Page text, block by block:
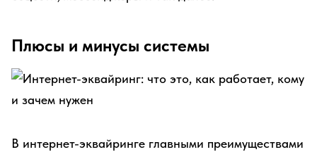
Плюсы и минусы системы
В интернет-эквайринге главными преимуществами